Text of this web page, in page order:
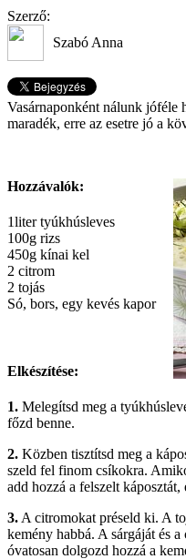
Szerző:
Szabó Anna
Vasárnaponként nálunk jóféle
maradék, erre az esetre jó a
Hozzávalók:
1liter tyúkhúsleves
100g rizs
450g kínai kel
2 citrom
2 tojás
Só, bors, egy kevés kapor
Elkészítése:
1. Melegítsd meg a
főzd benne.
2. Közben tisztítsd meg a
szeld fel finom csíkokra.
add hozzá a felszelt
3. A citromokat préseld ki. A
kemény habbá. A sárgáját és
óvatosan dolgozd hozzá a